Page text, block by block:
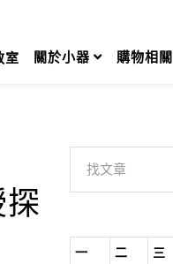
室 關於小器 購物相關
一 二 三